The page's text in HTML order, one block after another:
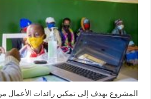
المشروع يهدف إلى تمكين رائدات الأعمال